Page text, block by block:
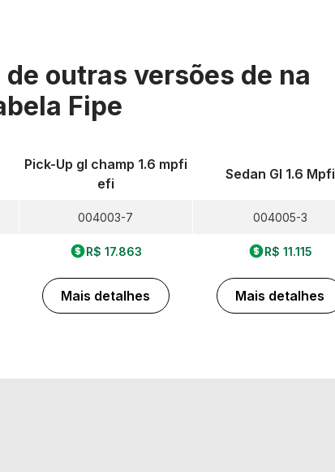
outras versões de na
Fipe
Pick-Up gl champ 1.6 mpfi
efi
004003-7
R$ 17.863
Mais detalhes
Sedan Gl 1.6 Mpfi
004005-3
R$ 11.115
Mais detalhes